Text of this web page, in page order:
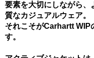
要素を大切にしながら、
質なカジュアルウェア。
それこそがCarhartt WIP
す。